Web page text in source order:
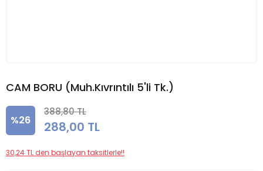
CAM BORU (Muh.Kıvrıntılı 5'li Tk.)
%26
388,80 TL
288,00 TL
30,24 TL den başlayan taksitlerle!!